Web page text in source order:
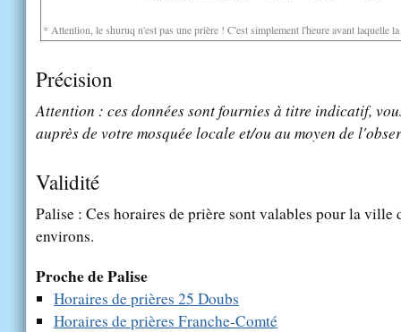
* Attention, le shuruq n'est pas une prière ! C'est simplement l'heure avant laquelle
Précision
Attention : ces données sont fournies à titre indicatif,
auprès de votre mosquée locale et/ou au moyen de
Validité
Palise : Ces horaires de prière sont valables pour la ville
environs.
Proche de Palise
Horaires de prières 25 Doubs
Horaires de prières Franche-Comté